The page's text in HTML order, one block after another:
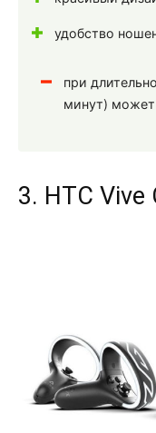
удобство
при
минут) может
3. HTC Vive